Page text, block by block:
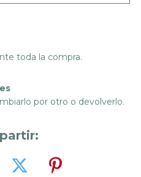
toda la compra.
por otro o devolverlo.